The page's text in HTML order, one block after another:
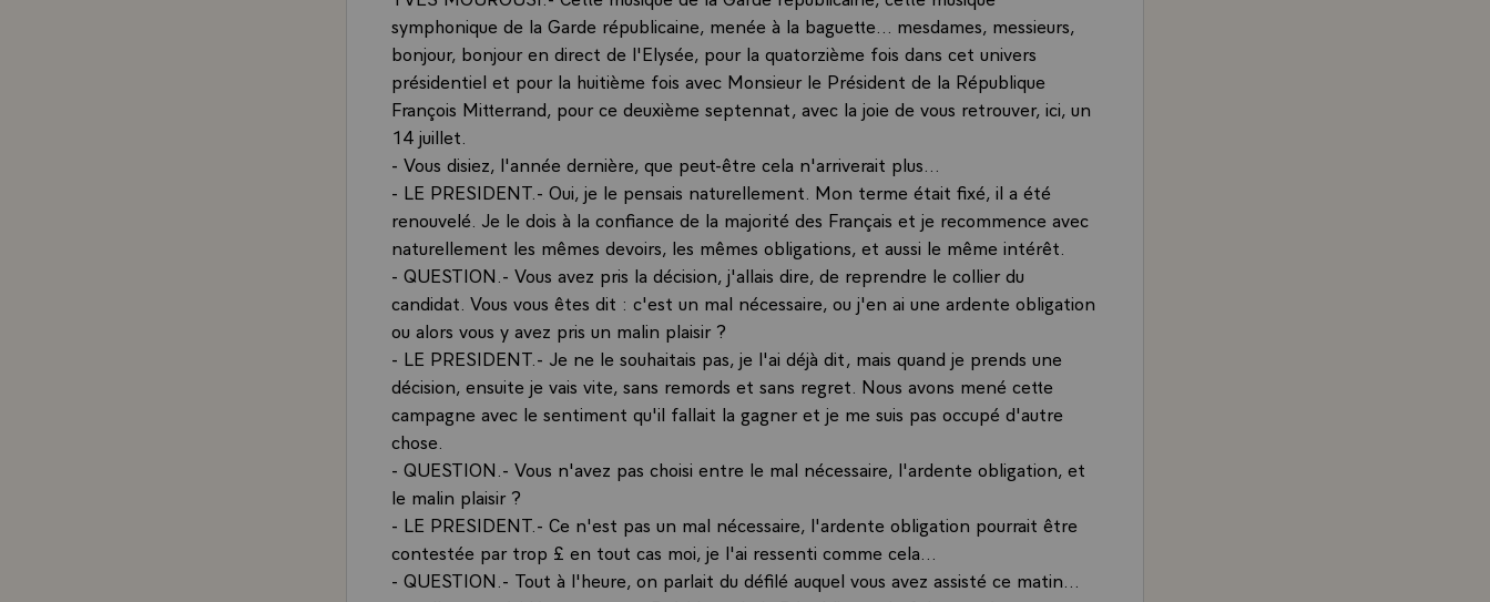
symphonique de la Garde républicaine, menée à la baguette... mesdames, messieurs,
bonjour, bonjour en direct de l'Elysée, pour la quatorzième fois dans cet univers
présidentiel et pour la huitième fois avec Monsieur le Président de la République
François Mitterrand, pour ce deuxième septennat, avec la joie de vous retrouver, ici, un
14 juillet.
- Vous disiez, l'année dernière, que peut-être cela n'arriverait plus...
- LE PRESIDENT.- Oui, je le pensais naturellement. Mon terme était fixé, il a été
renouvelé. Je le dois à la confiance de la majorité des Français et je recommence avec
naturellement les mêmes devoirs, les mêmes obligations, et aussi le même intérêt.
- QUESTION.- Vous avez pris la décision, j'allais dire, de reprendre le collier du
candidat. Vous vous êtes dit : c'est un mal nécessaire, ou j'en ai une ardente obligation
ou alors vous y avez pris un malin plaisir ?
- LE PRESIDENT.- Je ne le souhaitais pas, je l'ai déjà dit, mais quand je prends une
décision, ensuite je vais vite, sans remords et sans regret. Nous avons mené cette
campagne avec le sentiment qu'il fallait la gagner et je me suis pas occupé d'autre
chose.
- QUESTION.- Vous n'avez pas choisi entre le mal nécessaire, l'ardente obligation, et
le malin plaisir ?
- LE PRESIDENT.- Ce n'est pas un mal nécessaire, l'ardente obligation pourrait être
contestée par trop £ en tout cas moi, je l'ai ressenti comme cela...
- QUESTION.- Tout à l'heure, on parlait du défilé auquel vous avez assisté ce matin...